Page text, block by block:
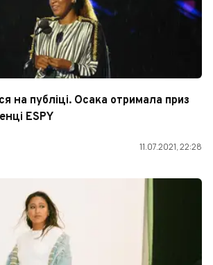
на публіці. Осака отримала приз
ESPY
11.07.2021, 22:28